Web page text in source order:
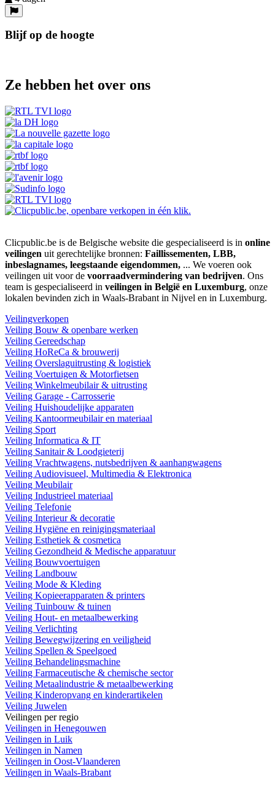
Blijf op de hoogte
Ze hebben het over ons
Clicpublic.be is de Belgische website die gespecialiseerd is in online
veilingen uit gerechtelijke bronnen: Faillissementen, LBB,
inbeslagnames, leegstaande eigendommen, ... We voeren ook
veilingen uit voor de voorraadvermindering van bedrijven. Ons
team is gespecialiseerd in veilingen in België en Luxemburg, onze
lokalen bevinden zich in Waals-Brabant in Nijvel en in Luxemburg.
Veilingverkopen
Veiling Bouw & openbare werken
Veiling Gereedschap
Veiling HoReCa & brouwerij
Veiling Overslaguitrusting & logistiek
Veiling Voertuigen & Motorfietsen
Veiling Winkelmeubilair & uitrusting
Veiling Garage - Carrosserie
Veiling Huishoudelijke apparaten
Veiling Kantoormeubilair en materiaal
Veiling Sport
Veiling Informatica & IT
Veiling Sanitair & Loodgieterij
Veiling Vrachtwagens, nutsbedrijven & aanhangwagens
Veiling Audiovisueel, Multimedia & Elektronica
Veiling Meubilair
Veiling Industrieel materiaal
Veiling Telefonie
Veiling Interieur & decoratie
Veiling Hygiëne en reinigingsmateriaal
Veiling Esthetiek & cosmetica
Veiling Gezondheid & Medische apparatuur
Veiling Bouwvoertuigen
Veiling Landbouw
Veiling Mode & Kleding
Veiling Kopieerapparaten & printers
Veiling Tuinbouw & tuinen
Veiling Hout- en metaalbewerking
Veiling Verlichting
Veiling Bewegwijzering en veiligheid
Veiling Spellen & Speelgoed
Veiling Behandelingsmachine
Veiling Farmaceutische & chemische sector
Veiling Metaalindustrie & metaalbewerking
Veiling Kinderopvang en kinderartikelen
Veiling Juwelen
Veilingen per regio
Veilingen in Henegouwen
Veilingen in Luik
Veilingen in Namen
Veilingen in Oost-Vlaanderen
Veilingen in Waals-Brabant